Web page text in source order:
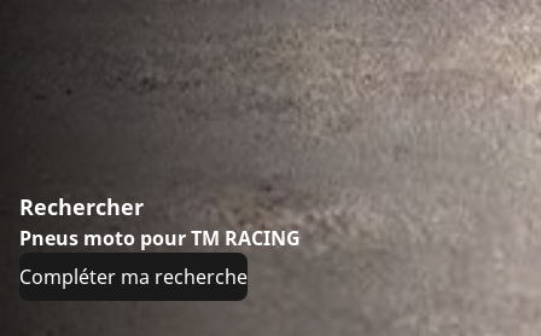
Rechercher
Pneus moto pour TM RACING
Compléter ma recherche